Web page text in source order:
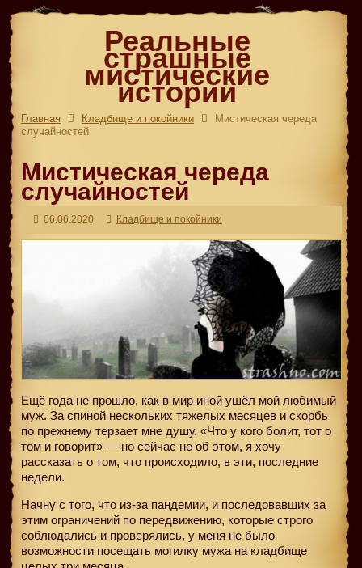
Реальные
страшные
мистические
истории
Главная Кладбище и покойники
Мистическая череда
случайностей
Мистическая череда
случайностей
06.06.2020 Кладбище и покойники
Ещё года не прошло, как в мир иной ушёл мой любимый
муж. За спиной нескольких тяжелых месяцев и скорбь
по прежнему терзает мне душу. «Что у кого болит, тот о
том и говорит» — но сейчас не об этом, я хочу
рассказать о том, что происходило, в эти, последние
недели.
Начну с того, что из-за пандемии, и последовавших за
этим ограничений по передвижению, которые строго
соблюдались и проверялись, у меня не было
возможности посещать могилку мужа на кладбище